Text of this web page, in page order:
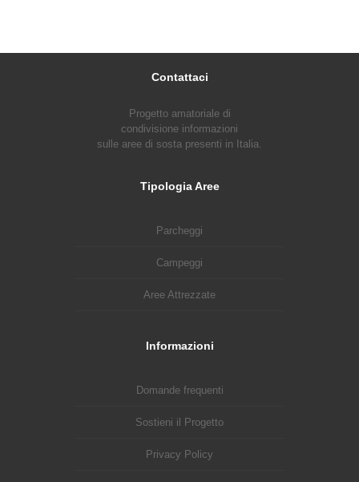
Contattaci
Progetto amatoriale di
condivisione informazioni
sulle aree di sosta presenti in Italia.
Tipologia Aree
Parcheggi
Campeggi
Aree Attrezzate
Informazioni
Domande frequenti
Sostieni il Progetto
Privacy Policy